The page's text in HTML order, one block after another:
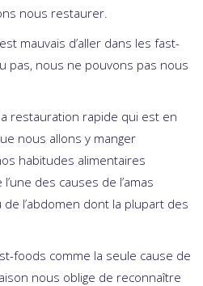
nous restaurer.
mauvais d’aller dans les fast-
pas, nous ne pouvons pas nous
restauration rapide qui est en
nous allons y manger
habitudes alimentaires
des causes de l’amas
l’abdomen dont la plupart des
foods comme la seule cause de
nous oblige de reconnaître